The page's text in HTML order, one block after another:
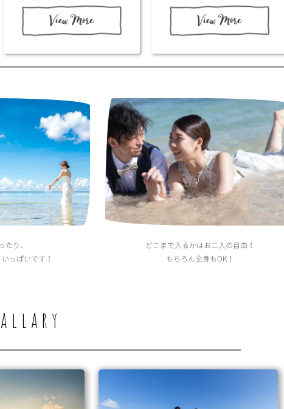
たり、
っぱいです！
どこまで入るかはお二人の自由！
もちろん全身もOK！